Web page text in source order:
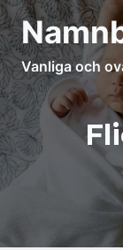
Skip
to
content
Vanliga och